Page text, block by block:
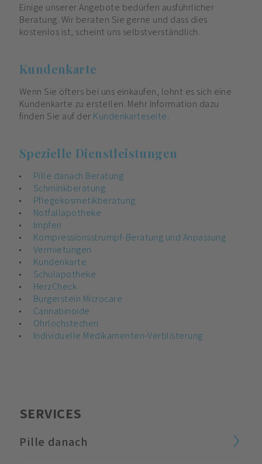
Einige unserer Angebote bedürfen ausführlicher
Beratung. Wir beraten Sie gerne und dass dies
kostenlos ist, scheint uns selbstverständlich.
Kundenkarte
Wenn Sie öfters bei uns einkaufen, lohnt es sich eine
Kundenkarte zu erstellen. Mehr Information dazu
finden Sie auf der Kundenkarteseite.
Spezielle Dienstleistungen
Pille danach Beratung
Schminkberatung
Pflegekosmetikberatung
Notfallapotheke
Impfen
Kompressionsstrumpf-Beratung und ​Anpassung
Vermietungen
Kundenkarte
Schulapotheke
HerzCheck
Burgerstein Microcare
Cannabinoide
Ohrlochstechen
Individuelle Medikamenten-Verblisterung
SERVICES
Pille danach